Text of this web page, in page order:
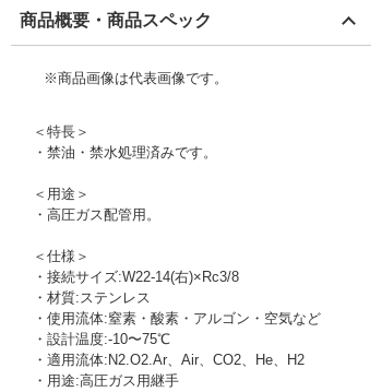
商品概要・商品スペック
※商品画像は代表画像です。
＜特長＞
・禁油・禁水処理済みです。
＜用途＞
・高圧ガス配管用。
＜仕様＞
・接続サイズ:W22-14(右)×Rc3/8
・材質:ステンレス
・使用流体:窒素・酸素・アルゴン・空気など
・設計温度:-10〜75℃
・適用流体:N2.O2.Ar、Air、CO2、He、H2
・用途:高圧ガス用継手